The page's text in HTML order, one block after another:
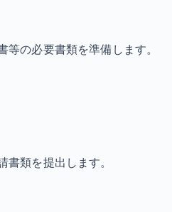
等の必要書類を準備します。
書類を提出します。